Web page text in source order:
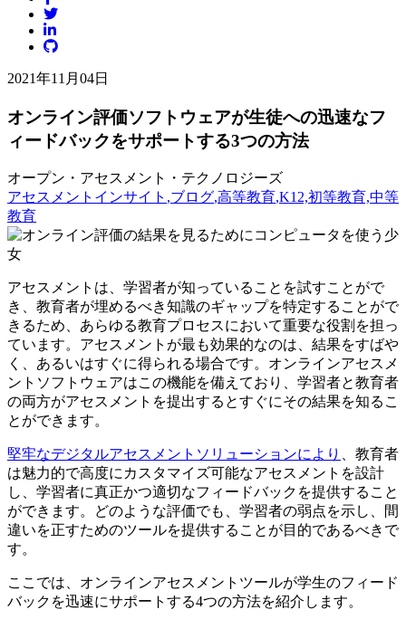
2021年11月04日
オンライン評価ソフトウェアが生徒への迅速なフ
ィードバックをサポートする3つの方法
オープン・アセスメント・テクノロジーズ
アセスメントインサイト ,ブログ,高等教育,K12,初等教育,中等
教育
アセスメントは、学習者が知っていることを試すことがで
き、教育者が埋めるべき知識のギャップを特定することがで
きるため、あらゆる教育プロセスにおいて重要な役割を担っ
ています。アセスメントが最も効果的なのは、結果をすばや
く、あるいはすぐに得られる場合です。オンラインアセスメ
ントソフトウェアはこの機能を備えており、学習者と教育者
の両方がアセスメントを提出するとすぐにその結果を知るこ
とができます。
堅牢なデジタルアセスメントソリューションにより 、教育者
は魅力的で高度にカスタマイズ可能なアセスメントを設計
し、学習者に真正かつ適切なフィードバックを提供すること
ができます。どのような評価でも、学習者の弱点を示し、間
違いを正すためのツールを提供することが目的であるべきで
す。
ここでは、オンラインアセスメントツールが学生のフィード
バックを迅速にサポートする4つの方法を紹介します。